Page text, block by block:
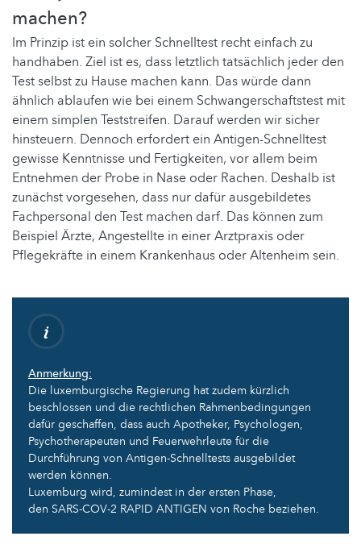
machen?
Im Prinzip ist ein solcher Schnelltest recht einfach zu
handhaben. Ziel ist es, dass letztlich tatsächlich jeder den
Test selbst zu Hause machen kann. Das würde dann
ähnlich ablaufen wie bei einem Schwangerschaftstest mit
einem simplen Teststreifen. Darauf werden wir sicher
hinsteuern. Dennoch erfordert ein Antigen-Schnelltest
gewisse Kenntnisse und Fertigkeiten, vor allem beim
Entnehmen der Probe in Nase oder Rachen. Deshalb ist
zunächst vorgesehen, dass nur dafür ausgebildetes
Fachpersonal den Test machen darf. Das können zum
Beispiel Ärzte, Angestellte in einer Arztpraxis oder
Pflegekräfte in einem Krankenhaus oder Altenheim sein.
Anmerkung:
Die luxemburgische Regierung hat zudem kürzlich
beschlossen und die rechtlichen Rahmenbedingungen
dafür geschaffen, dass auch Apotheker, Psychologen,
Psychotherapeuten und Feuerwehrleute für die
Durchführung von Antigen-Schnelltests ausgebildet
werden können.
Luxemburg wird, zumindest in der ersten Phase,
den SARS-COV-2 RAPID ANTIGEN von Roche beziehen.